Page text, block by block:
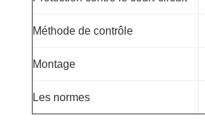
Méthode de contrôle
Montage
Les normes